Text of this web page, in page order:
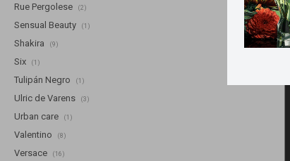
Rue Pergolese (2)
Sensual Beauty (1)
Shakira (9)
Six (1)
Tulipán Negro (1)
Ulric de Varens (3)
Urban care (1)
Valentino (8)
Versace (16)